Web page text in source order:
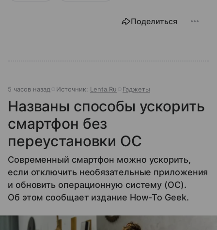
Поделиться
5 часов назад Источник: Lenta.Ru Гаджеты
Названы способы ускорить
смартфон без
переустановки ОС
Современный смартфон можно ускорить,
если отключить необязательные приложения
и обновить операционную систему (ОС).
Об этом сообщает издание How-To Geek.